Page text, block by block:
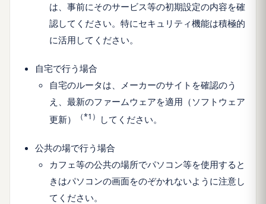
は、事前にそのサービス等の初期設定の内容を確
認してください。特にセキュリティ機能は積極的
に活用してください。
自宅で行う場合
自宅のルータは、メーカーのサイトを確認のう
え、最新のファームウェアを適用（ソフトウェア
更新）
（*1） してください。
公共の場で行う場合
カフェ等の公共の場所でパソコン等を使用すると
きはパソコンの画面をのぞかれないように注意し
てください。